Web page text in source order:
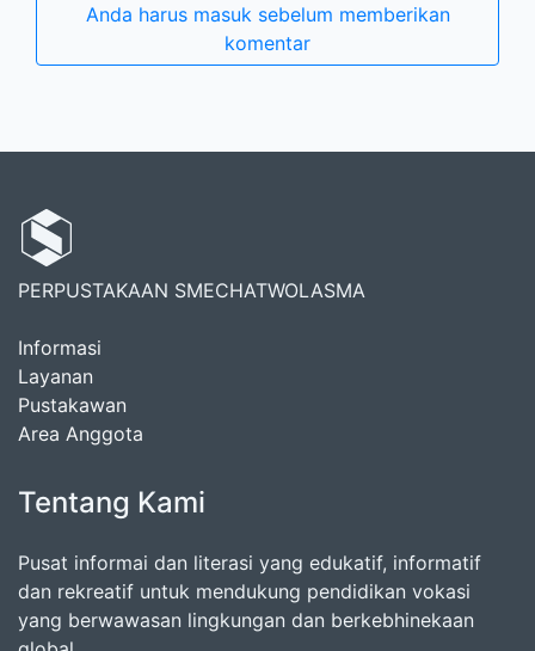
Anda harus masuk sebelum memberikan
komentar
PERPUSTAKAAN SMECHATWOLASMA
Informasi
Layanan
Pustakawan
Area Anggota
Tentang Kami
Pusat informai dan literasi yang edukatif, informatif
dan rekreatif untuk mendukung pendidikan vokasi
yang berwawasan lingkungan dan berkebhinekaan